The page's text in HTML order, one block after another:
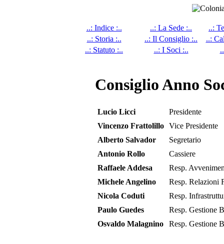
..: Indice :.. ..: La Sede :..
..:
..: Storia :..
..: Il Consiglio :..
..:
..: Statuto :..
..: I Soci :..
Consiglio Anno
Lucio Licci
Presidente
Vincenzo Frattolillo Vice Presidente
Alberto Salvador
Segretario
Antonio Rollo
Cassiere
Raffaele Addesa
Resp.
Michele Angelino
Resp. Relazioni
Nicola Coduti
Resp.
Paulo Guedes
Resp. Gestione
Osvaldo Malagnino
Resp. Gestione